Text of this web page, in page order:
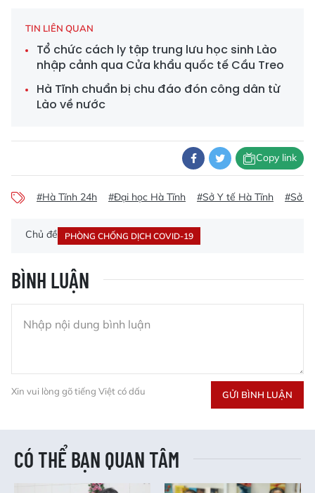
TIN LIÊN QUAN
Tổ chức cách ly tập trung lưu học sinh Lào
nhập cảnh qua Cửa khẩu quốc tế Cầu Treo
Hà Tĩnh chuẩn bị chu đáo đón công dân từ
Lào về nước
Copy link
#Hà Tĩnh 24h #Đại học Hà Tĩnh #Sở Y tế Hà Tĩnh #Sở
Chủ đề PHÒNG CHỐNG DỊCH COVID-19
BÌNH LUẬN
Xin vui lòng gõ tiếng Việt có dấu GỬI BÌNH LUẬN
CÓ THỂ BẠN QUAN TÂM